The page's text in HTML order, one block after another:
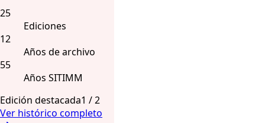
25
Ediciones
12
Años de archivo
55
Años SITIMM
Edición destacada1 /2
Ver histórico completo